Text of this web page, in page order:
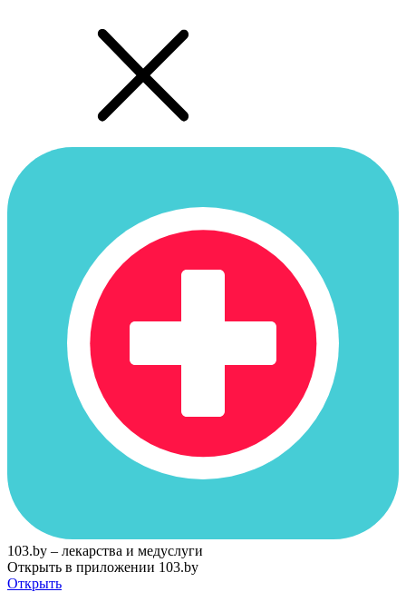
103.by – лекарства и медуслуги
Открыть в приложении 103.by
Открыть